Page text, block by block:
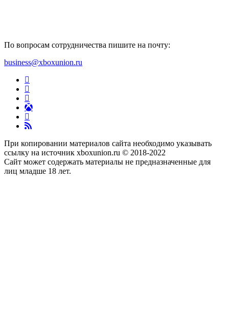
По вопросам сотрудничества пишите на почту:
business@xboxunion.ru
При копировании материалов сайта необходимо указывать
ссылку на источник xboxunion.ru © 2018-2022
Сайт может содержать материалы не предназначенные для
лиц младше 18 лет.